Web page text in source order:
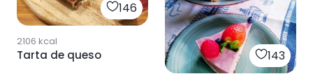
146
2106 kcal
Tarta de queso 143